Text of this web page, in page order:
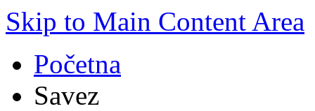
Skip to Main Content Area
Početna
Savez